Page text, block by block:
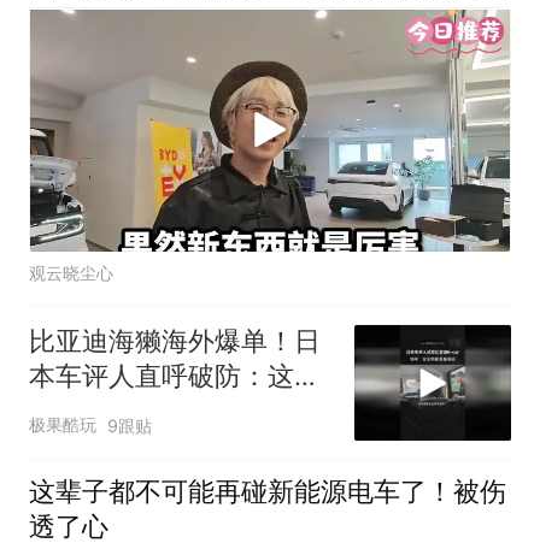
观云晓尘心
比亚迪海獭海外爆单！日
本车评人直呼破防：这配
置太离谱了!
极果酷玩 9跟贴
这辈子都不可能再碰新能源电车了！被伤
透了心